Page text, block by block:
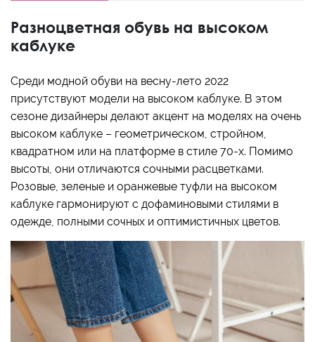
Разноцветная обувь на высоком
каблуке
Среди модной обуви на весну-лето 2022
присутствуют модели на высоком каблуке. В этом
сезоне дизайнеры делают акцент на моделях на очень
высоком каблуке – геометрическом, стройном,
квадратном или на платформе в стиле 70-х. Помимо
высоты, они отличаются сочными расцветками.
Розовые, зеленые и оранжевые туфли на высоком
каблуке гармонируют с дофаминовыми стилями в
одежде, полными сочных и оптимистичных цветов.